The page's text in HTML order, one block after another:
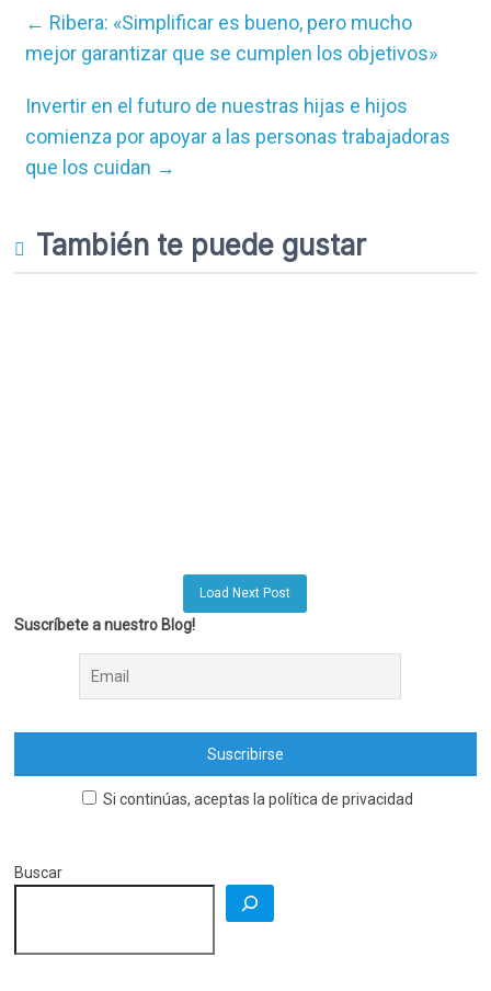
← Ribera: «Simplificar es bueno, pero mucho
mejor garantizar que se cumplen los objetivos»
Invertir en el futuro de nuestras hijas e hijos
comienza por apoyar a las personas trabajadoras
que los cuidan →
También te puede gustar
Load Next Post
Suscríbete a nuestro Blog!
Si continúas, aceptas la política de privacidad
Buscar